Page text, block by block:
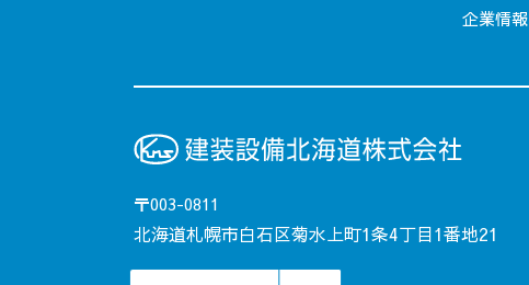
企業情報
〒003-0811
北海道札幌市白石区菊水上町1条4丁目1番地21